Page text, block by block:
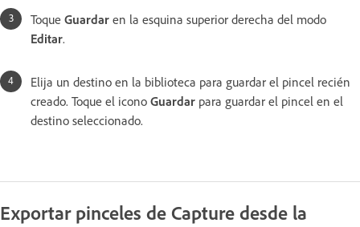
Toque Guardar en la esquina superior derecha del modo
Editar.
Elija un destino en la biblioteca para guardar el pincel recién
creado. Toque el icono Guardar para guardar el pincel en el
destino seleccionado.
Exportar pinceles de Capture desde la